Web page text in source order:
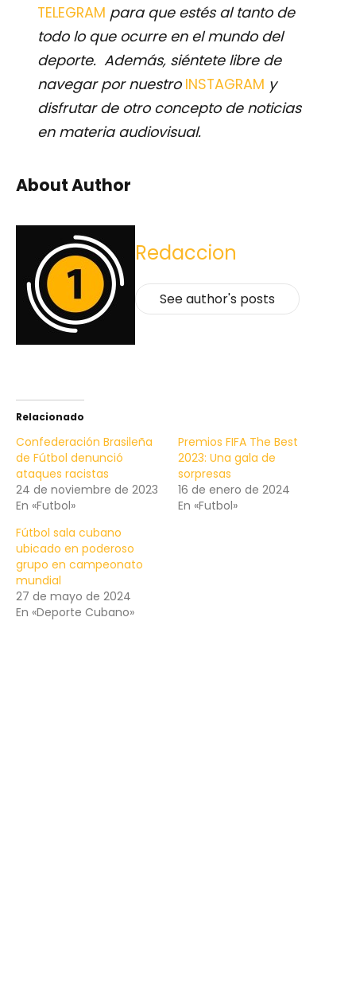
TELEGRAM para que estés al tanto de
todo lo que ocurre en el mundo del
deporte. Además, siéntete libre de
navegar por nuestro INSTAGRAM y
disfrutar de otro concepto de noticias
en materia audiovisual.
About Author
Redaccion
See author's posts
Relacionado
Confederación Brasileña
de Fútbol denunció
ataques racistas
24 de noviembre de 2023
En «Futbol»
Premios FIFA The Best
2023: Una gala de
sorpresas
16 de enero de 2024
En «Futbol»
Fútbol sala cubano
ubicado en poderoso
grupo en campeonato
mundial
27 de mayo de 2024
En «Deporte Cubano»